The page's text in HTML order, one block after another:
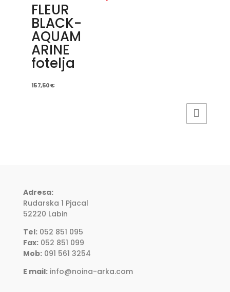
FLEUR
BLACK-
AQUAM
ARINE
fotelja
157,50€
Adresa:
Rudarska 1 Pjacal
52220 Labin
Tel:052 851 095
Fax:052 851 099
Mob:091 561 3254
E mail: info@noina-arka.com